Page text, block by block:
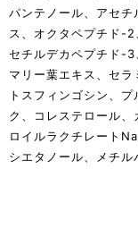
パンテノール、アセ
ス、オクタペプチド-
セチルデカペプチド-
マリー葉エキス、セ
トスフィンゴシン、
ク、コレステロール
ロイルラクチレート
シエタノール、メチル